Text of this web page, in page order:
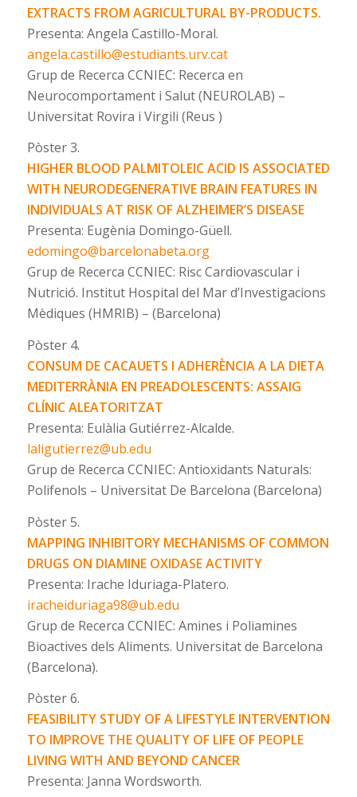
EXTRACTS FROM AGRICULTURAL BY-PRODUCTS.
Presenta: Angela Castillo-Moral.
angela.castillo@estudiants.urv.cat
Grup de Recerca CCNIEC: Recerca en
Neurocomportament i Salut (NEUROLAB) –
Universitat Rovira i Virgili (Reus )
Pòster 3.
HIGHER BLOOD PALMITOLEIC ACID IS ASSOCIATED
WITH NEURODEGENERATIVE BRAIN FEATURES IN
INDIVIDUALS AT RISK OF ALZHEIMER’S DISEASE
Presenta: Eugènia Domingo-Güell.
edomingo@barcelonabeta.org
Grup de Recerca CCNIEC: Risc Cardiovascular i
Nutrició. Institut Hospital del Mar d’Investigacions
Mèdiques (HMRIB) – (Barcelona)
Pòster 4.
CONSUM DE CACAUETS I ADHERÈNCIA A LA DIETA
MEDITERRÀNIA EN PREADOLESCENTS: ASSAIG
CLÍNIC ALEATORITZAT
Presenta: Eulàlia Gutiérrez-Alcalde.
laligutierrez@ub.edu
Grup de Recerca CCNIEC: Antioxidants Naturals:
Polifenols – Universitat De Barcelona (Barcelona)
Pòster 5.
MAPPING INHIBITORY MECHANISMS OF COMMON
DRUGS ON DIAMINE OXIDASE ACTIVITY
Presenta: Irache Iduriaga-Platero.
iracheiduriaga98@ub.edu
Grup de Recerca CCNIEC: Amines i Poliamines
Bioactives dels Aliments. Universitat de Barcelona
(Barcelona).
Pòster 6.
FEASIBILITY STUDY OF A LIFESTYLE INTERVENTION
TO IMPROVE THE QUALITY OF LIFE OF PEOPLE
LIVING WITH AND BEYOND CANCER
Presenta: Janna Wordsworth.